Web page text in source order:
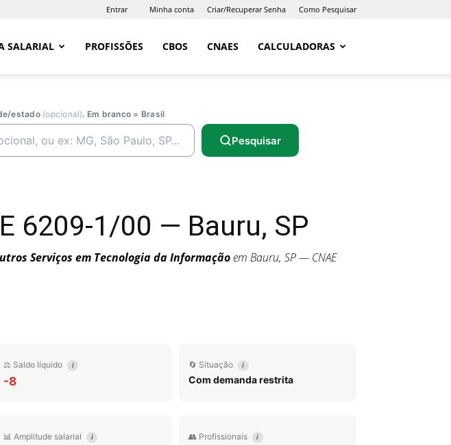
Entrar Minha conta Criar/Recuperar Senha Como Pesquisar
SALARIAL PROFISSÕES CBOS CNAES CALCULADORAS
estado (opcional). Em branco = Brasil
Pesquisar
6209-1/00 — Bauru, SP
Serviços em Tecnologia da Informaçãoem Bauru, SP — CNAE
⚖️ Saldo líquido i
-8
🔄 Situação i
Com demanda restrita
📊 Amplitude salarial i 👥 Profissionais i